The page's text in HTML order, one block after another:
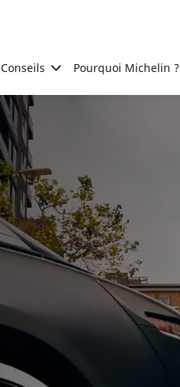
Conseils Pourquoi Michelin ?